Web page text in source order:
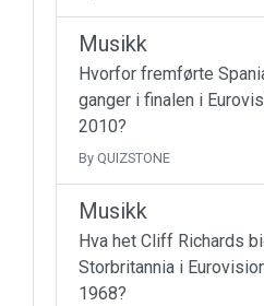
Musikk
Hvorfor fremførte
ganger i finalen i
2010?
By QUIZSTONE
Musikk
Hva het Cliff Richards
Storbritannia i
1968?